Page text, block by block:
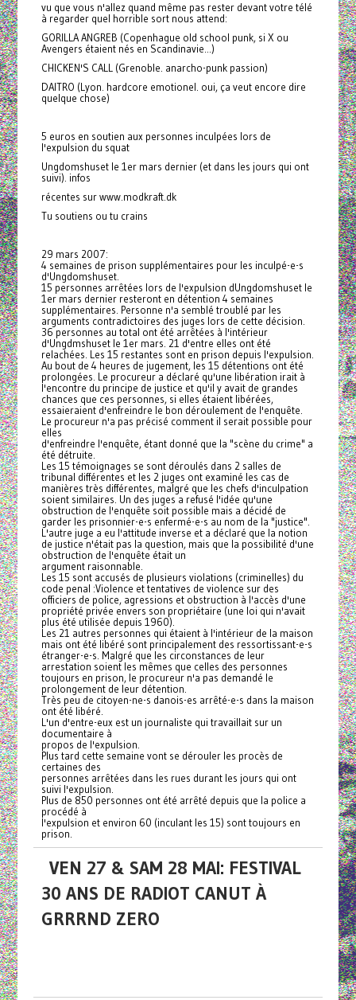
vu que vous n'allez quand même pas rester devant votre télé
à regarder quel horrible sort nous attend:
GORILLA ANGREB (Copenhague old school punk, si X ou
Avengers étaient nés en Scandinavie...)
CHICKEN'S CALL (Grenoble. anarcho-punk passion)
DAITRO (Lyon. hardcore emotionel. oui, ça veut encore dire
quelque chose)
5 euros en soutien aux personnes inculpées lors de
l'expulsion du squat
Ungdomshuset le 1er mars dernier (et dans les jours qui ont
suivi). infos
récentes sur www.modkraft.dk
Tu soutiens ou tu crains
29 mars 2007:
4 semaines de prison supplémentaires pour les inculpé-e-s
d'Ungdomshuset.
15 personnes arrêtées lors de l'expulsion dUngdomshuset le
1er mars dernier resteront en détention 4 semaines
supplémentaires. Personne n'a semblé troublé par les
arguments contradictoires des juges lors de cette décision.
36 personnes au total ont été arrêtées à l'intérieur
d'Ungdmshuset le 1er mars. 21 d'entre elles ont été
relachées. Les 15 restantes sont en prison depuis l'expulsion.
Au bout de 4 heures de jugement, les 15 détentions ont été
prolongées. Le procureur a déclaré qu'une libération irait à
l'encontre du principe de justice et qu'il y avait de grandes
chances que ces personnes, si elles étaient libérées,
essaieraient d'enfreindre le bon déroulement de l'enquête.
Le procureur n'a pas précisé comment il serait possible pour
elles
d'enfreindre l'enquête, étant donné que la "scène du crime" a
été détruite.
Les 15 témoignages se sont déroulés dans 2 salles de
tribunal différentes et les 2 juges ont examiné les cas de
manières très différentes, malgré que les chefs d'inculpation
soient similaires. Un des juges a refusé l'idée qu'une
obstruction de l'enquête soit possible mais a décidé de
garder les prisonnier-e-s enfermé-e-s au nom de la "justice".
L'autre juge a eu l'attitude inverse et a déclaré que la notion
de justice n'était pas la question, mais que la possibilité d'une
obstruction de l'enquête était un
argument raisonnable.
Les 15 sont accusés de plusieurs violations (criminelles) du
code penal :Violence et tentatives de violence sur des
officiers de police, agressions et obstruction à l'accès d'une
propriété privée envers son propriétaire (une loi qui n'avait
plus été utilisée depuis 1960).
Les 21 autres personnes qui étaient à l'intérieur de la maison
mais ont été libéré sont principalement des ressortissant-e-s
étranger-e-s. Malgré que les circonstances de leur
arrestation soient les mêmes que celles des personnes
toujours en prison, le procureur n'a pas demandé le
prolongement de leur détention.
Très peu de citoyen-ne-s danois-es arrêté-e-s dans la maison
ont été libéré.
L'un d'entre-eux est un journaliste qui travaillait sur un
documentaire à
propos de l'expulsion.
Plus tard cette semaine vont se dérouler les procès de
certaines des
personnes arrêtées dans les rues durant les jours qui ont
suivi l'expulsion.
Plus de 850 personnes ont été arrêté depuis que la police a
procédé à
l'expulsion et environ 60 (inculant les 15) sont toujours en
prison.
VEN 27 & SAM 28 MAI: FESTIVAL
30 ANS DE RADIOT CANUT À
GRRRND ZERO